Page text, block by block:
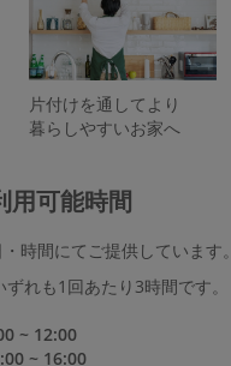
片付けを通してより
暮らしやすいお家へ
用可能時間
時間にてご提供しています。
れも1回あたり3時間です。
~ 12:00
~ 16:00